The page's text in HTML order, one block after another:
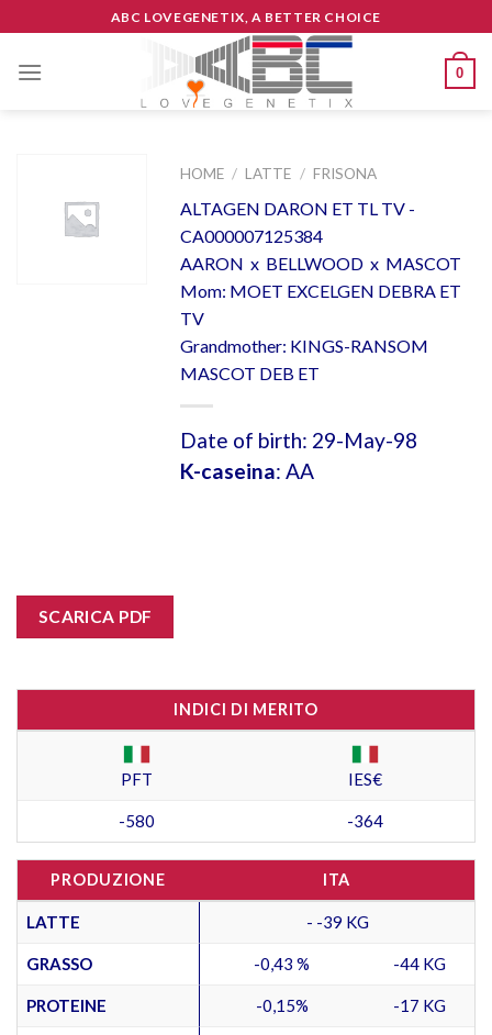
to
content
ABC LOVEGENETIX, A BETTER CHOICE
0
HOME / LATTE / FRISONA
ALTAGEN DARON ET TL TV -
CA000007125384
AARON x BELLWOOD x MASCOT
Mom: MOET EXCELGEN DEBRA ET
TV
Grandmother: KINGS-RANSOM
MASCOT DEB ET
Date of birth: 29-May-98
K-caseina: AA
SCARICA PDF
INDICI DI MERITO
PFT IES€
-580 -364
PRODUZIONE ITA
LATTE - -39 KG
GRASSO -0,43 % -44 KG
PROTEINE -0,15% -17 KG